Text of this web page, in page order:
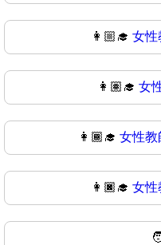
👩🏼‍🎓 女性
👩🏽‍🎓 女
👩🏾‍🎓 女性教
👩🏿‍🎓 女性